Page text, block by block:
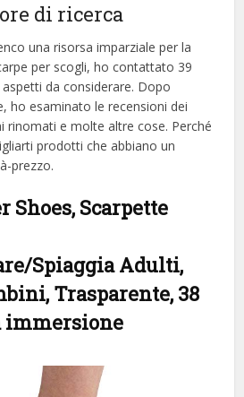
di ricerca
una risorsa imparziale per la
per scogli, ​​ho contattato 39
da considerare. Dopo
ho esaminato le recensioni dei
rinomati e molte altre cose. Perché
prodotti che abbiano un
prezzo.
Shoes, Scarpette
Spiaggia Adulti,
Trasparente, 38
immersione